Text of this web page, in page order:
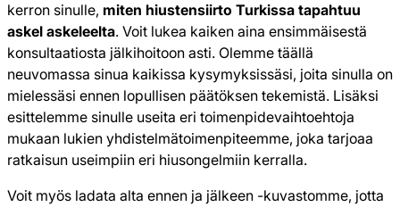
kerron sinulle, miten hiustensiirto Turkissa tapahtuu
askel askeleelta. Voit lukea kaiken aina ensimmäisestä
konsultaatiosta jälkihoitoon asti. Olemme täällä
neuvomassa sinua kaikissa kysymyksissäsi, joita sinulla on
mielessäsi ennen lopullisen päätöksen tekemistä. Lisäksi
esittelemme sinulle useita eri toimenpidevaihtoehtoja
mukaan lukien yhdistelmätoimenpiteemme, joka tarjoaa
ratkaisun useimpiin eri hiusongelmiin kerralla.
Voit myös ladata alta ennen ja jälkeen -kuvastomme, jotta